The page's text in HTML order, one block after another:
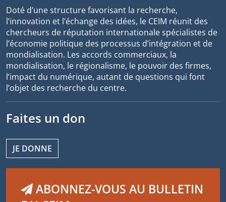
Doté d’une structure favorisant la recherche,
l’innovation et l’échange des idées, le CEIM réunit des
chercheurs de réputation internationale spécialistes de
l’économie politique des processus d’intégration et de
mondialisation. Les accords commerciaux, la
mondialisation, le régionalisme, le pouvoir des firmes,
l’impact du numérique, autant de questions qui font
l’objet des recherche du centre.
Faites un don
JE DONNE
ABONNEZ-VOUS AU BULLETIN